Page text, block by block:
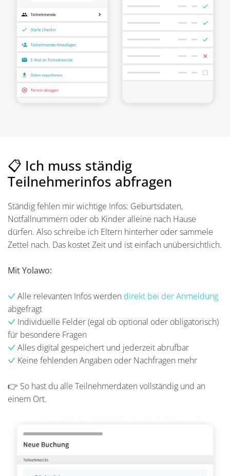
📋 Ich muss ständig
Teilnehmerinfos abfragen
Ständig fehlen mir wichtige Infos: Geburtsdaten,
Notfallnummern oder ob Kinder alleine nach Hause
dürfen. Also schreibe ich Eltern hinterher oder sammele
Zettel nach. Das kostet Zeit und ist einfach unübersichtlich.
Mit Yolawo:
Alle relevanten Infos werden direkt bei der Anmeldung
abgefragt
Individuelle Felder (egal ob optional oder obligatorisch)
für besondere Fragen
Alles digital gespeichert und jederzeit abrufbar
Keine fehlenden Angaben oder Nachfragen mehr
👉 So hast du alle Teilnehmerdaten vollständig und an
einem Ort.